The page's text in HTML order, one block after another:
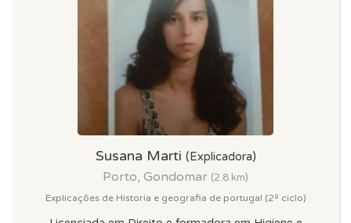
Susana Marti (Explicadora)
Porto, Gondomar (2.8 km)
Explicações de Historia e geografia de portugal (2º ciclo)